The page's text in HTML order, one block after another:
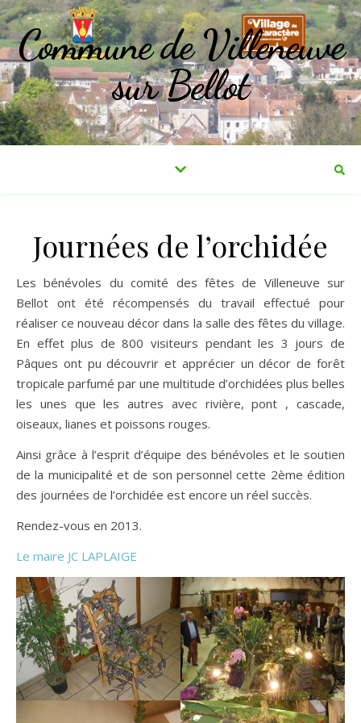
Commune de Villeneuve
sur Bellot
Journées de l’orchidée
Les bénévoles du comité des fêtes de Villeneuve sur
Bellot ont été récompensés du travail effectué pour
réaliser ce nouveau décor dans la salle des fêtes du village.
En effet plus de 800 visiteurs pendant les 3 jours de
Pâques ont pu découvrir et apprécier un décor de forêt
tropicale parfumé par une multitude d’orchidées plus belles
les unes que les autres avec rivière, pont , cascade,
oiseaux, lianes et poissons rouges.
Ainsi grâce à l’esprit d’équipe des bénévoles et le soutien
de la municipalité et de son personnel cette 2ème édition
des journées de l’orchidée est encore un réel succès.
Rendez-vous en 2013.
Le maire JC LAPLAIGE